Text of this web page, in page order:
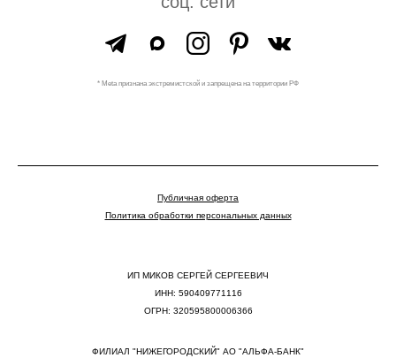
* Meta признана экстремистской и запрещена на территории РФ
Публичная оферта
Политика обработки персональных данных
ИП МИКОВ СЕРГЕЙ СЕРГЕЕВИЧ
ИНН: 590409771116
ОГРН: 320595800006366
ФИЛИАЛ "НИЖЕГОРОДСКИЙ" АО "АЛЬФА-БАНК"